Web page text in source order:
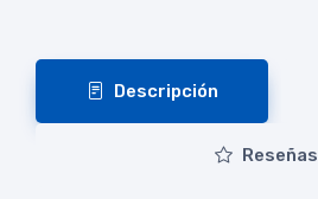
Descripción
Reseñas